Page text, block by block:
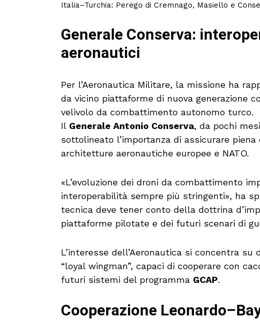
Italia–Turchia: Perego di Cremnago, Masiello e
Generale Conserva:
aeronautici
Per l’Aeronautica Militare, la missione ha
da vicino piattaforme di nuova generazione
velivolo da combattimento autonomo turco.
Il Generale Antonio Conserva, da pochi
sottolineato l’importanza di assicurare
architetture aeronautiche europee e NATO.
«L’evoluzione dei droni da combattimento
interoperabilità sempre più stringenti», ha
tecnica deve tener conto della dottrina
piattaforme pilotate e dei futuri scenari di
L’interesse dell’Aeronautica si concentra
“loyal wingman”, capaci di cooperare con
futuri sistemi del programma GCAP.
Cooperazione